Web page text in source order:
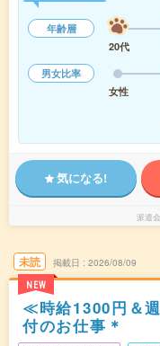
年齢層
20代
男女比率
女性
気になる!
派遣
未読
NEW
掲載日 2026/08/09
≪時給1300円＆
付のお仕事＊